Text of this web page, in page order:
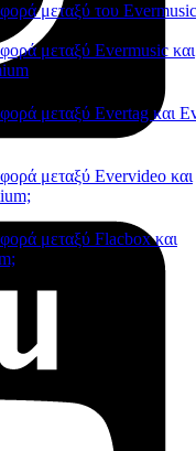
μεταξύ του
μεταξύ Evermusic και
μεταξύ Evertag και
μεταξύ Evervideo και
μεταξύ Flacbox και